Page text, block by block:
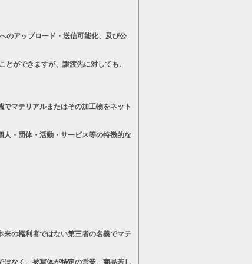
のアップロード・送信可能化、及び公
ができますが、譲渡先に対しても、
マテリアルまたはその加工物をネット
・団体・活動・サービス等の特徴的な
の権利者ではない第三者の名義でマテ
なく、被写体が特定の営業、商品若し